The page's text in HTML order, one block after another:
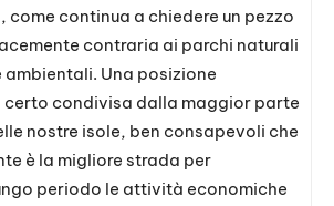
come continua a chiedere un pezzo
contraria ai parchi naturali
ambientali. Una posizione
condivisa dalla maggior parte
nostre isole, ben consapevoli che
è la migliore strada per
periodo le attività economiche